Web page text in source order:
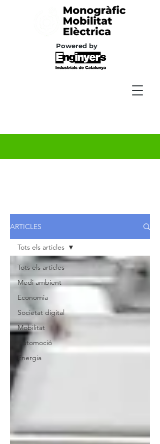
Powered by
ARTICLES
Tots els articles
Medi ambient
Economia
Societat digital
Mobilitat
Automoció
Energia
Tots els articles